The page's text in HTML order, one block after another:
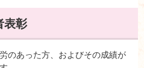
表彰
のあった方、およびその成績が